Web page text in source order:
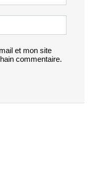
et mon site
commentaire.